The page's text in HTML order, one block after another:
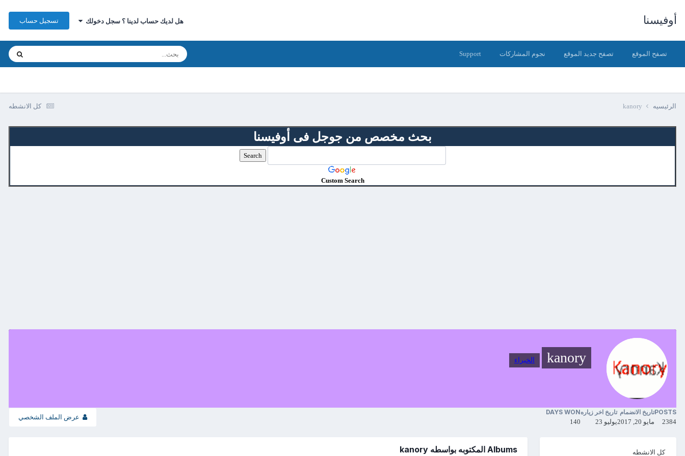
أوفيسنا هل لديك حساب لدينا ؟ سجل دخولك تسجيل حساب
تصفح الموقع تصفح جديد الموقع نجوم المشاركات Support
كل الانشطه الرئيسيه kanory
بحث مخصص من جوجل فى أوفيسنا
Custom Search
kanory الخبراء
عرض الملف الشخصي
POSTS
2384
تاريخ الانضمام
مايو 20, 2017
تاريخ اخر زياره
يوليو 23
DAYS WON
140
كل الانشطه Albums المكتوبه بواسطه kanory